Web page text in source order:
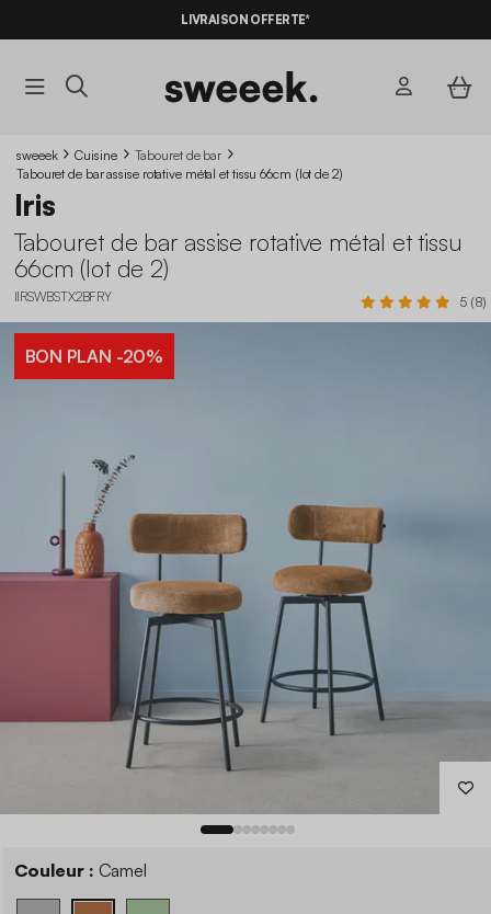
LIVRAISON OFFERTE*
sweeek Cuisine
Tabouret de bar
Tabouret de bar assise rotative métal et tissu 66cm (lot de 2)
Iris
Tabouret de bar assise rotative métal et tissu
66cm (lot de 2)
IIRSWBSTX2BFRY 5 (8)
BON PLAN -20%
Couleur : Camel